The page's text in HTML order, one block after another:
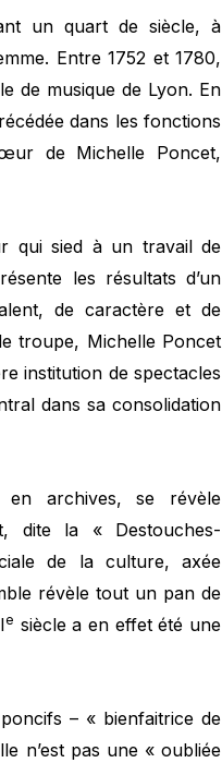
un quart de siècle, à
Entre 1752 et 1780,
de musique de Lyon. En
dans les fonctions
de Michelle Poncet,
qui sied à un travail de
les résultats d’un
de caractère et de
troupe, Michelle Poncet
institution de spectacles
dans sa consolidation
en archives, se révèle
dite la « Destouches-
de la culture, axée
révèle tout un pan de
e siècle a en effet été une
– « bienfaitrice de
n’est pas une « oubliée